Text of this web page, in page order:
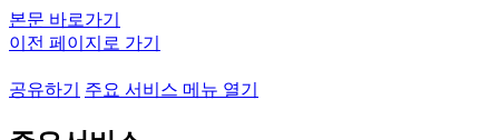
본문 바로가기
이전 페이지로 가기
공유하기 주요 서비스 메뉴 열기